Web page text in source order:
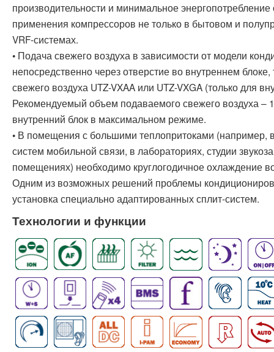
производительности и минимальное
применения компрессоров не только в бытовом и
VRF-системах.
• Подача свежего воздуха в зависимости от модели
непосредственно через отверстие во внутреннем
свежего воздуха UTZ-VXAA или UTZ-VXGA (только для
Рекомендуемый объем подаваемого свежего воздуха –
внутренний блок в максимальном режиме.
• В помещения с большими теплопритоками (например,
систем мобильной связи, в лабораториях, студии
помещениях) необходимо круглогодичное охлаждение
Одним из возможных решений проблемы
установка специально адаптированных сплит-систем.
Технологии и функции